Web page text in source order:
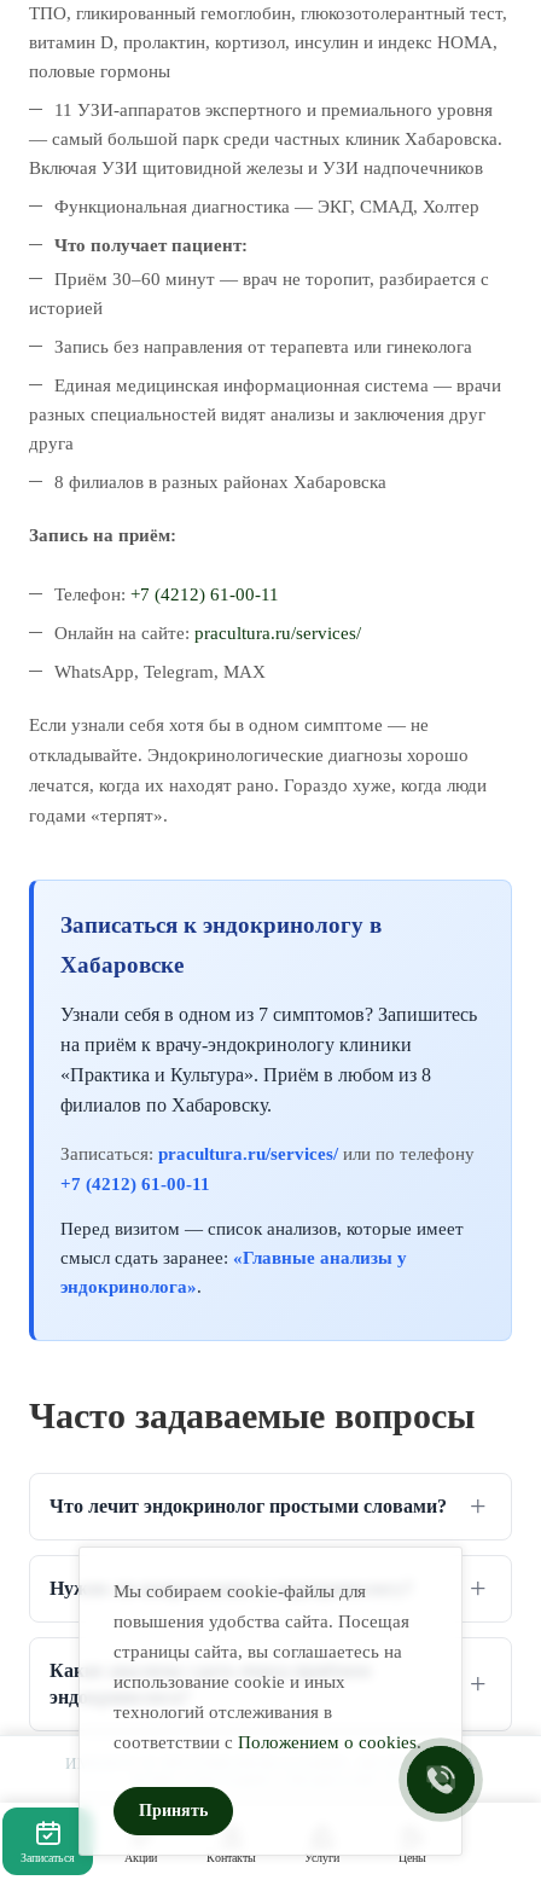
ТПО, гликированный гемоглобин, глюкозотолерантный тест,
витамин D, пролактин, кортизол, инсулин и индекс HOMA,
половые гормоны
11 УЗИ-аппаратов экспертного и премиального уровня
— самый большой парк среди частных клиник Хабаровска.
Включая УЗИ щитовидной железы и УЗИ надпочечников
Функциональная диагностика — ЭКГ, СМАД, Холтер
Что получает пациент:
Приём 30–60 минут — врач не торопит, разбирается с
историей
Запись без направления от терапевта или гинеколога
Единая медицинская информационная система — врачи
разных специальностей видят анализы и заключения друг
друга
8 филиалов в разных районах Хабаровска
Запись на приём:
Телефон: +7 (4212) 61-00-11
Онлайн на сайте: pracultura.ru/services/
WhatsApp, Telegram, MAX
Если узнали себя хотя бы в одном симптоме — не
откладывайте. Эндокринологические диагнозы хорошо
лечатся, когда их находят рано. Гораздо хуже, когда люди
годами «терпят».
Записаться к эндокринологу в
Хабаровске
Узнали себя в одном из 7 симптомов? Запишитесь
на приём к врачу-эндокринологу клиники
«Практика и Культура». Приём в любом из 8
филиалов по Хабаровску.
Записаться: pracultura.ru/services/или по телефону
+7 (4212) 61-00-11
Перед визитом — список анализов, которые имеет
смысл сдать заранее: «Главные анализы у
эндокринолога».
Часто задаваемые вопросы
Что лечит эндокринолог простыми словами?
Нужно ли направление к эндокринологу?
Какие анализы сдать перед приёмом
эндокринолога?
За сколько лет до диагноза появляются
ИМЕЮТСЯ ПРОТИВОПОКАЗАНИЯ. НЕОБХОДИМА
КОНСУЛЬТАЦИЯ СПЕЦИАЛИСТА.
Записаться Акции Контакты Услуги Цены
Мы собираем cookie-файлы для
повышения удобства сайта. Посещая
страницы сайта, вы соглашаетесь на
использование cookie и иных
технологий отслеживания в
соответствии с Положением о cookies.
Принять